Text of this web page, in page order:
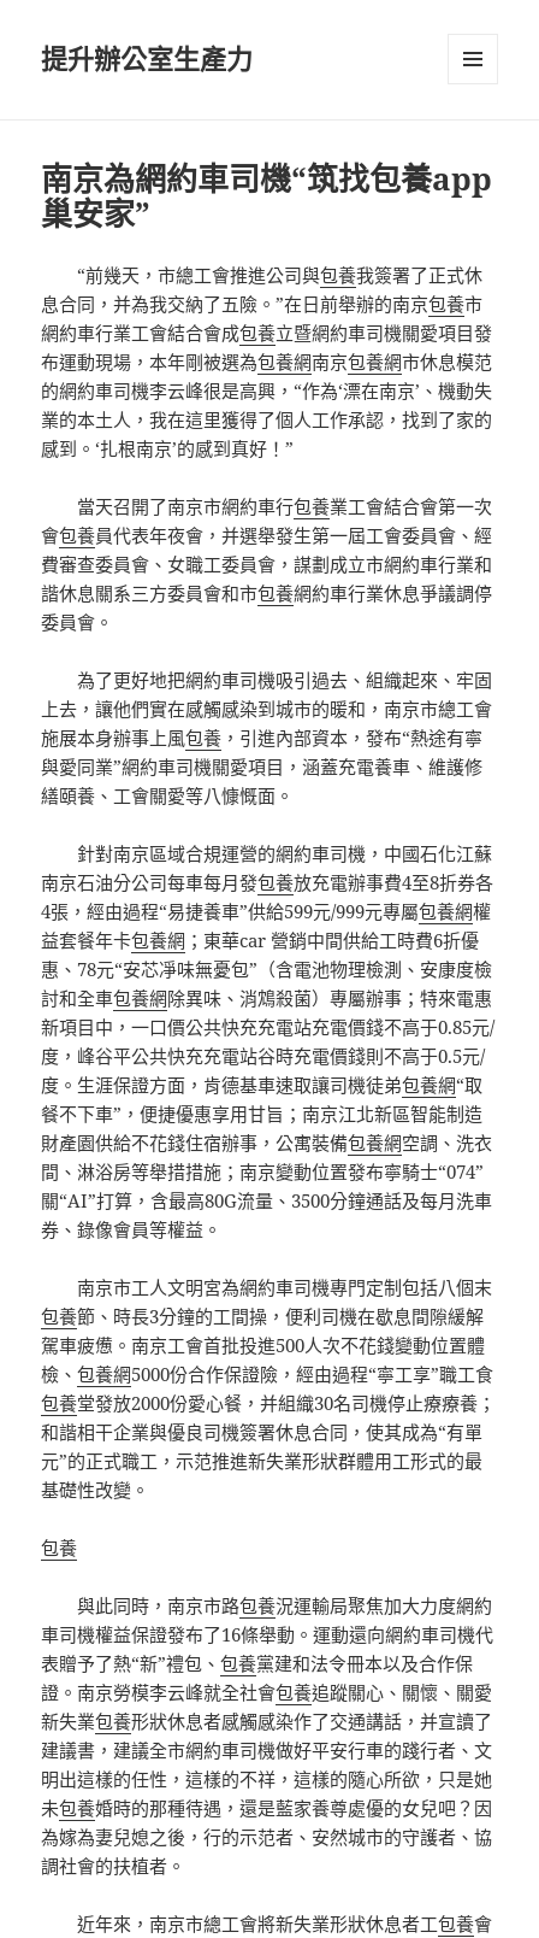
提升辦公室生產力
南京為網約車司機“筑找包養app
巢安家”
“前幾天，市總工會推進公司與包養我簽署了正式休
息合同，并為我交納了五險。”在日前舉辦的南京包養市
網約車行業工會結合會成包養立暨網約車司機關愛項目發
布運動現場，本年剛被選為包養網南京包養網市休息模范
的網約車司機李云峰很是高興，“作為‘漂在南京’、機動失
業的本土人，我在這里獲得了個人工作承認，找到了家的
感到。‘扎根南京’的感到真好！”
當天召開了南京市網約車行包養業工會結合會第一次
會包養員代表年夜會，并選舉發生第一屆工會委員會、經
費審查委員會、女職工委員會，謀劃成立市網約車行業和
諧休息關系三方委員會和市包養網約車行業休息爭議調停
委員會。
為了更好地把網約車司機吸引過去、組織起來、牢固
上去，讓他們實在感觸感染到城市的暖和，南京市總工會
施展本身辦事上風包養 ，引進內部資本，發布“熱途有寧
與愛同業”網約車司機關愛項目，涵蓋充電養車、維護修
繕頤養、工會關愛等八慷慨面。
針對南京區域合規運營的網約車司機，中國石化江蘇
南京石油分公司每車每月發包養放充電辦事費4至8折券各
4張，經由過程“易捷養車”供給599元/999元專屬包養網權
益套餐年卡包養網 ；東華car 營銷中間供給工時費6折優
惠、78元“安芯凈味無憂包”（含電池物理檢測、安康度檢
討和全車包養網除異味、消鴆殺菌）專屬辦事；特來電惠
新項目中，一口價公共快充充電站充電價錢不高于0.85元/
度，峰谷平公共快充充電站谷時充電價錢則不高于0.5元/
度。生涯保證方面，肯德基車速取讓司機徒弟包養網“取
餐不下車”，便捷優惠享用甘旨；南京江北新區智能制造
財產園供給不花錢住宿辦事，公寓裝備包養網空調、洗衣
間、淋浴房等舉措措施；南京變動位置發布寧騎士“074”
關“AI”打算，含最高80G流量、3500分鐘通話及每月洗車
券、錄像會員等權益。
南京市工人文明宮為網約車司機專門定制包括八個末
包養節、時長3分鐘的工間操，便利司機在歇息間隙緩解
駕車疲憊。南京工會首批投進500人次不花錢變動位置體
檢、包養網5000份合作保證險，經由過程“寧工享”職工食
包養堂發放2000份愛心餐，并組織30名司機停止療療養；
和諧相干企業與優良司機簽署休息合同，使其成為“有單
元”的正式職工，示范推進新失業形狀群體用工形式的最
基礎性改變。
包養
與此同時，南京市路包養況運輸局聚焦加大力度網約
車司機權益保證發布了16條舉動。運動還向網約車司機代
表贈予了熱“新”禮包、包養黨建和法令冊本以及合作保
證。南京勞模李云峰就全社會包養追蹤關心、關懷、關愛
新失業包養形狀休息者感觸感染作了交通講話，并宣讀了
建議書，建議全市網約車司機做好平安行車的踐行者、文
明出這樣的任性，這樣的不祥，這樣的隨心所欲，只是她
未包養婚時的那種待遇，還是藍家養尊處優的女兒吧？因
為嫁為妻兒媳之後，行的示范者、安然城市的守護者、協
調社會的扶植者。
近年來，南京市總工會將新失業形狀休息者工包養會